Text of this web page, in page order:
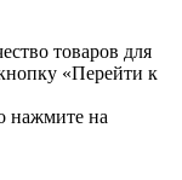
товаров для
«Перейти к
нажмите на